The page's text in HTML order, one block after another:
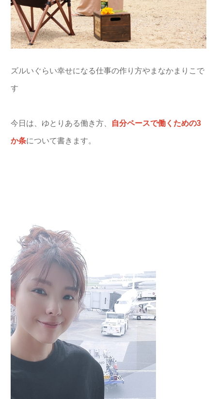
ズルいぐらい幸せになる仕事の作り方やまなかまりこで
す
今日は、ゆとりある働き方、 自分ペースで働くための3
か条について書きます。